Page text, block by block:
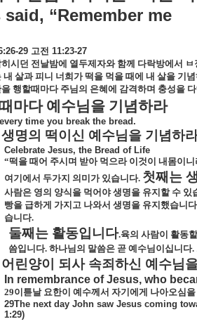
“Remember me
29 고전 11:23-27
시던 전날밤에 열두제자와 함께 다락방에서
내 살과 피니 너희가 떡을 먹을 때에 내 살을 기
행할때마다 주님의 은혜에 감격하며 충성을
마다 예수님을 기념하라
time you break the bread.
생명의 떡이신 예수님을 기념하
Celebrate Jesus, the Bread of Life
“떡을 때어 주시며 받아 먹으라 이것이 내몸이
여기에서 두가지 의미가 있습니다. 첫째는
사람은 영의 양식을 먹어야 생명을 유지할 수 있
빵을 급하게 가지고 나와서 생명을 유지했습니다
습니다.
둘째는 활동입니다.육의 사람이 활동
씀입니다. 하나님의 말씀은 곧 예수님이십니다.
어린양이 되사 속죄하신 예수님
In remembrance of Jesus, who
29이튿날 요한이 예수께서 자기에게 나아오심
29The next day John saw Jesus coming
1:29)